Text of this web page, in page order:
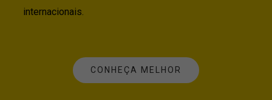
internacionais.
CONHEÇA MELHOR